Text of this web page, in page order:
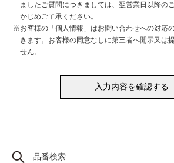
ましたご質問につきましては、翌営業日以降の
かじめご了承ください。
※お客様の「個人情報」はお問い合わせへの対応
きます。お客様の同意なしに第三者へ開示又は
せん。
品番検索